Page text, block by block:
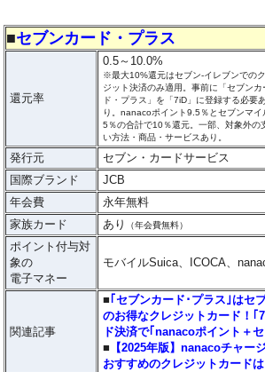
■セブンカード・プラス
還元率
0.5～10.0%
※最大10%還元はセブン‐イレブンでの
ジット決済のみ適用。事前に「セブンカ
ド・プラス」を「7iD」に登録する必要あ
り。nanacoポイント9.5％とセブンマイ
5％の合計で10％還元。一部、対象外の
い方法・商品・サービスあり。
発行元
セブン・カードサービス
国際ブランド
JCB
年会費
永年無料
家族カード
あり （年会費無料）
ポイント付与対
象の
電子マネー
モバイルSuica、ICOCA、
関連記事
■ ｢セブンカード･プラス｣はセ
のお得なクレジットカード！｢
ド決済で｢nanacoポイント＋
■ 【2025年版】nanacoチャー
おすすめのクレジットカード